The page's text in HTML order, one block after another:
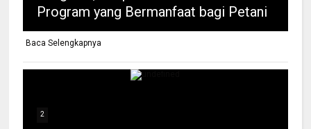
Program yang Bermanfaat bagi Petani
Baca Selengkapnya
2